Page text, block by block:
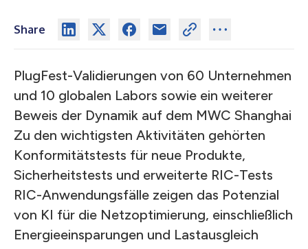
Share
PlugFest-Validierungen von 60 Unternehmen
und 10 globalen Labors sowie ein weiterer
Beweis der Dynamik auf dem MWC Shanghai
Zu den wichtigsten Aktivitäten gehörten
Konformitätstests für neue Produkte,
Sicherheitstests und erweiterte RIC-Tests
RIC-Anwendungsfälle zeigen das Potenzial
von KI für die Netzoptimierung, einschließlich
Energieeinsparungen und Lastausgleich